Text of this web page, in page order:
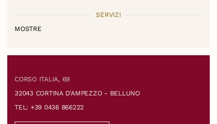
SERVIZI
MOSTRE
CORSO ITALIA, 69
32043 CORTINA D'AMPEZZO - BELLUNO
TEL: +39 0436 866222